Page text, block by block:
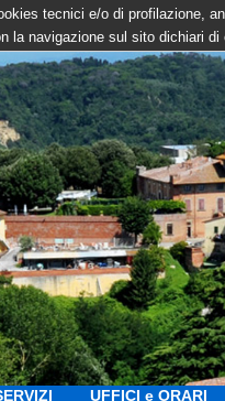
tecnici e/o di profilazione,
la navigazione sul sito dichiari
UFFICI e ORARI